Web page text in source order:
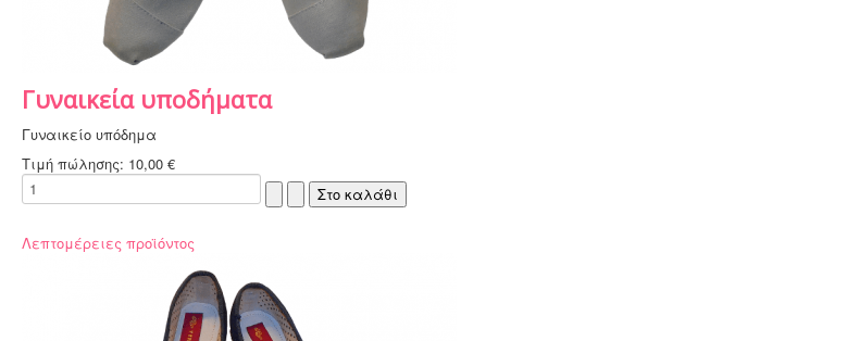
Γυναικεία υποδήματα
Γυναικείο υπόδημα
Τιμή πώλησης: 10,00 €
Λεπτομέρειες προϊόντος